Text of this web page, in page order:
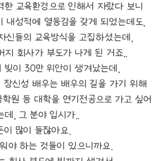
한 교육환경으로 인해서 자랐다 보니
내성적에 열등감을 갖게 되었는데도,
신들의 교육방식을 고집하셨는데,
지 회사가 부도가 나게 된 거죠..
빚이 30만 위안이 생겨났는데,
장신성 배우는 배우의 길을 가기 위해
원 등 대학을 연기전공으로 가고 싶어
데, 그 분야 입시가..
이 많이 들잖아요.
야 하는 것들이 있으니까요.